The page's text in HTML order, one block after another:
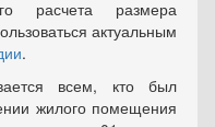
расчета размера
актуальным
.
всем, кто был
жилого помещения